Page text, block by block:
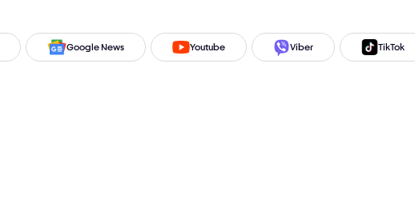
Google News Youtube Viber TikTok